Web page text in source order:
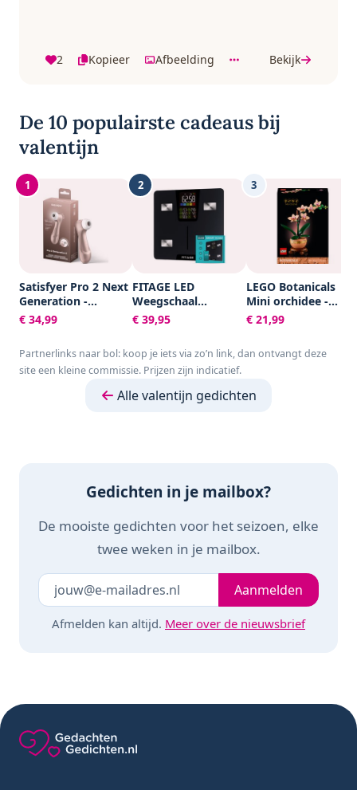
2 Kopieer Afbeelding Bekijk
De 10 populairste cadeaus bij
valentijn
1
Satisfyer Pro 2 Next
Generation -
Luchtdrukvibrator
met 11
waterdicht
€ 34,99
2
FITAGE LED
Weegschaal
Personenweegschaal
Digitaal - Slimme
Lichaamsanalyse -
Weegschalen -
€ 39,95
3
LEGO Botanicals
Mini orchidee -
10343
€ 21,99
Partnerlinks naar bol: koop je iets via zo’n link, dan ontvangt deze
site een kleine commissie. Prijzen zijn indicatief.
Alle valentijn gedichten
Gedichten in je mailbox?
De mooiste gedichten voor het seizoen, elke
twee weken in je mailbox.
Laat dit veld leeg Je e-mailadresAanmelden
Afmelden kan altijd. Meer over de nieuwsbrief